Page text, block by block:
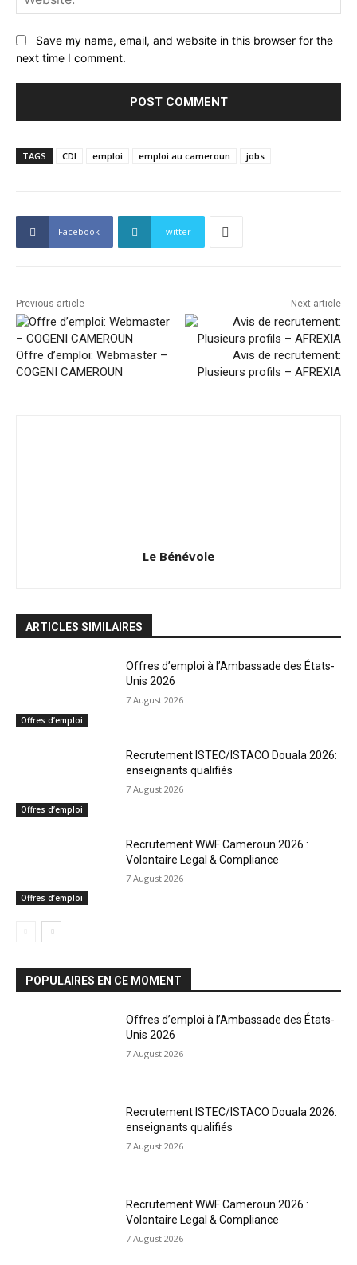
Save my name, email, and website in this browser for the
next time I comment.
TAGS CDI emploi emploi au cameroun jobs
Facebook Twitter
Previous article
Offre d’emploi: Webmaster –
COGENI CAMEROUN
Next article
Avis de recrutement:
Plusieurs profils – AFREXIA
Le Bénévole
ARTICLES SIMILAIRES
Offres d’emploi
Offres d’emploi à l’Ambassade des États-
Unis 2026
7 August 2026
Offres d’emploi
Recrutement ISTEC/ISTACO Douala 2026:
enseignants qualifiés
7 August 2026
Offres d’emploi
Recrutement WWF Cameroun 2026 :
Volontaire Legal & Compliance
7 August 2026
POPULAIRES EN CE MOMENT
Offres d’emploi à l’Ambassade des États-
Unis 2026
7 August 2026
Recrutement ISTEC/ISTACO Douala 2026:
enseignants qualifiés
7 August 2026
Recrutement WWF Cameroun 2026 :
Volontaire Legal & Compliance
7 August 2026